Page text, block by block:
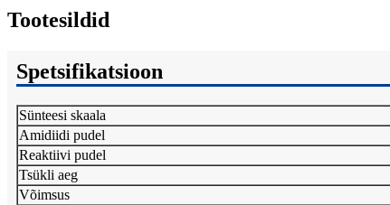
Tootesildid
Spetsifikatsioon
Sünteesi skaala
Amidiidi pudel
Reaktiivi pudel
Tsükli aeg
Võimsus